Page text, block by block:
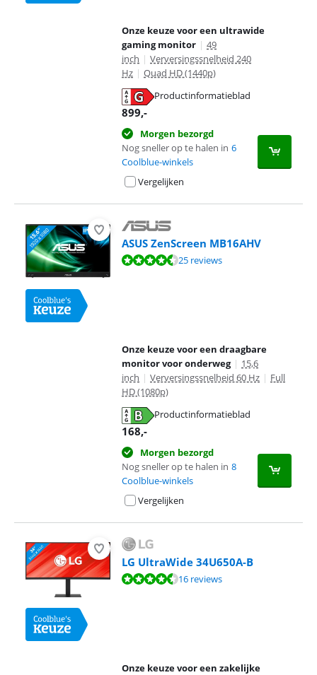
Onze keuze voor een ultrawide
gaming monitor | 49
inch | Verversingssnelheid 240
Hz | Quad HD (1440p)
Productinformatieblad
899,-
Morgen bezorgd
Nog sneller op te halen in 6
Coolblue-winkels
Vergelijken
ASUS ZenScreen MB16AHV
Beoordeling is 8,5 van de 10, gebaseerd op 25 reviews.
25 reviews
Onze keuze voor een draagbare
monitor voor onderweg | 15,6
inch | Verversingssnelheid 60 Hz | Full
HD (1080p)
Productinformatieblad
168,-
Morgen bezorgd
Nog sneller op te halen in 8
Coolblue-winkels
Vergelijken
LG UltraWide 34U650A-B
Beoordeling is 9,3 van de 10, gebaseerd op 16 reviews.
16 reviews
Onze keuze voor een zakelijke